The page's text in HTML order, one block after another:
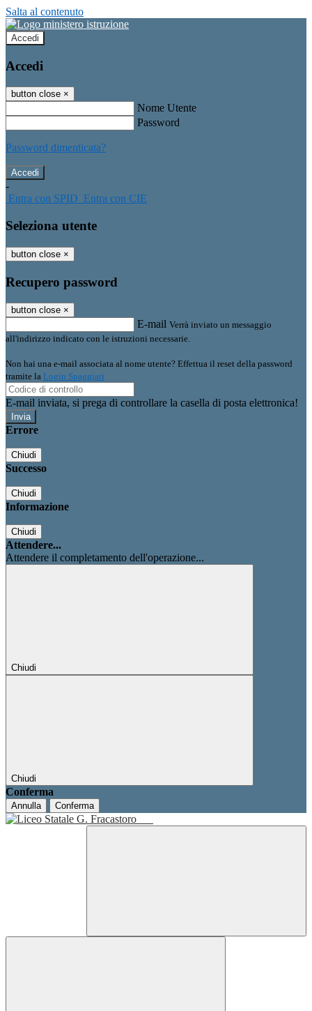
Salta al contenuto
Accedi
Accedi
button close ×
Nome Utente
Password
Password dimenticata?
-
Entra con SPID Entra con CIE
Seleziona utente
button close ×
Recupero password
button close ×
E-mail Verrà inviato un messaggio
all'indirizzo indicato con le istruzioni necessarie.
Non hai una e-mail associata al nome utente? Effettua il reset della password
tramite la Login Spaggiari
E-mail inviata, si prega di controllare la casella di posta elettronica!
Errore
Chiudi
Successo
Chiudi
Informazione
Chiudi
Attendere...
Attendere il completamento dell'operazione...
Chiudi
Chiudi
Conferma
Annulla Conferma